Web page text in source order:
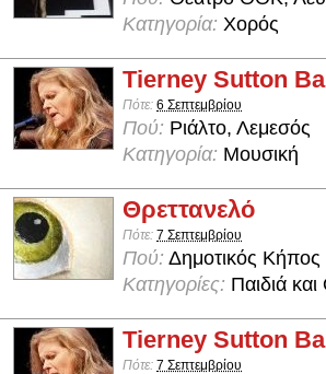
Κατηγορία: Χορός
Tierney Sutton
Πότε: 6 Σεπτεμβρίου
Πού: Ριάλτο, Λεμεσός
Κατηγορία: Μουσική
Θρεττανελό
Πότε: 7 Σεπτεμβρίου
Πού: Δημοτικός
Κατηγορίες: Παιδιά
Tierney Sutton
Πότε: 7 Σεπτεμβρίου